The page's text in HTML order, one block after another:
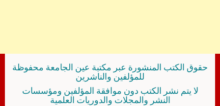
حقوق الكتب المنشورة عبر مكتبة عين الجامعة محفوظة
للمؤلفين والناشرين
لا يتم نشر الكتب دون موافقة المؤلفين ومؤسسات
النشر والمجلات والدوريات العلمية